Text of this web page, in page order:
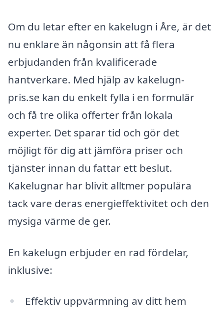
Om du letar efter en kakelugn i Åre, är det
nu enklare än någonsin att få flera
erbjudanden från kvalificerade
hantverkare. Med hjälp av kakelugn-
pris.se kan du enkelt fylla i en formulär
och få tre olika offerter från lokala
experter. Det sparar tid och gör det
möjligt för dig att jämföra priser och
tjänster innan du fattar ett beslut.
Kakelugnar har blivit alltmer populära
tack vare deras energieffektivitet och den
mysiga värme de ger.
En kakelugn erbjuder en rad fördelar,
inklusive:
Effektiv uppvärmning av ditt hem